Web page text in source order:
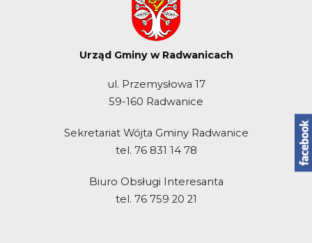
Urząd Gminy w Radwanicach
ul. Przemysłowa 17
59-160 Radwanice
Sekretariat Wójta Gminy Radwanice
tel. 76 831 14 78
Biuro Obsługi Interesanta
tel. 76 759 20 21